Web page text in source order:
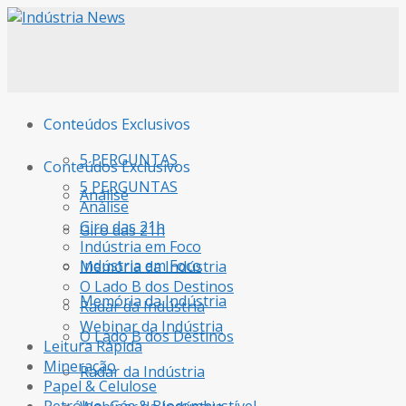
Conteúdos Exclusivos
5 PERGUNTAS
Análise
Giro das 21h
Indústria em Foco
Memória da Indústria
O Lado B dos Destinos
Radar da Indústria
Conteúdos Exclusivos
5 PERGUNTAS
Análise
Giro das 21h
Indústria em Foco
Memória da Indústria
O Lado B dos Destinos
Radar da Indústria
Webinar da Indústria
Leitura Rápida
Mineração
Papel & Celulose